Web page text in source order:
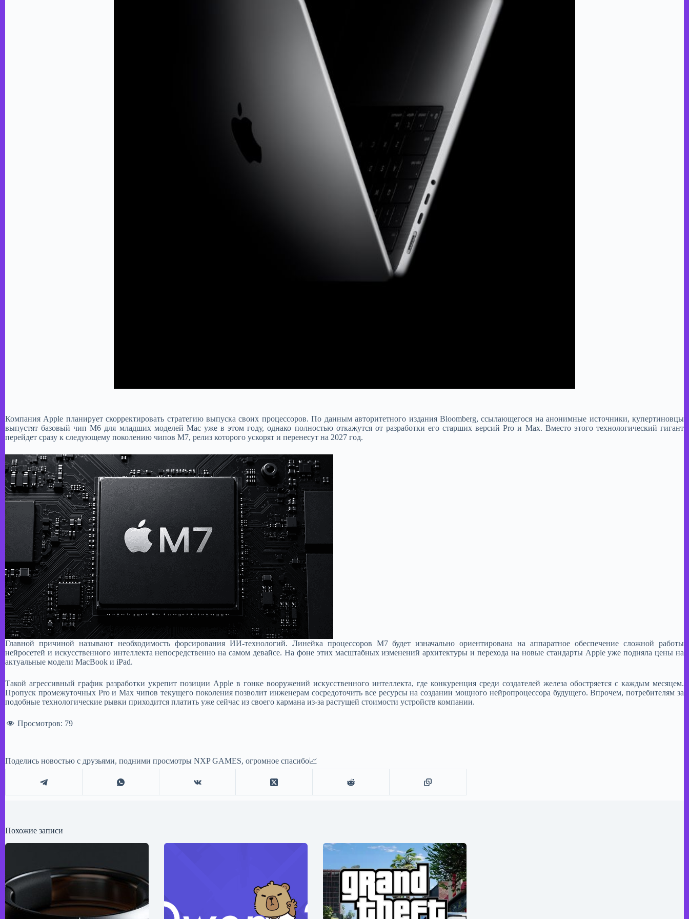
Компания Apple планирует скорректировать стратегию выпуска своих процессоров. По данным авторитетного издания Bloomberg, ссылающегося на анонимные источники, купертиновцы
выпустят базовый чип M6 для младших моделей Mac уже в этом году, однако полностью откажутся от разработки его старших версий Pro и Max. Вместо этого технологический гигант
перейдет сразу к следующему поколению чипов M7, релиз которого ускорят и перенесут на 2027 год.
​Главной причиной называют необходимость форсирования ИИ-технологий. Линейка процессоров M7 будет изначально ориентирована на аппаратное обеспечение сложной работы
нейросетей и искусственного интеллекта непосредственно на самом девайсе. На фоне этих масштабных изменений архитектуры и перехода на новые стандарты Apple уже подняла цены на
актуальные модели MacBook и iPad.
​Такой агрессивный график разработки укрепит позиции Apple в гонке вооружений искусственного интеллекта, где конкуренция среди создателей железа обостряется с каждым месяцем.
Пропуск промежуточных Pro и Max чипов текущего поколения позволит инженерам сосредоточить все ресурсы на создании мощного нейропроцессора будущего. Впрочем, потребителям за
подобные технологические рывки приходится платить уже сейчас из своего кармана из-за растущей стоимости устройств компании.
Просмотров: 79
Поделись новостью с друзьями, подними просмотры NXP GAMES, огромное спасибо📈
Похожие записи